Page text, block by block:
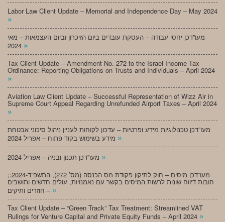
Labor Law Client Update – Memorial and Independence Day – May 2024
»
מעו”דכן יחסי עבודה – העסקת עובדים ביום הזיכרון וביום העצמאות – מאי
»
Tax Client Update – Amendment No. 272 to the Israel Income Tax
Ordinance: Reporting Obligations on Trusts and Individuals – April 2024
»
Aviation Law Client Update – Successful Representation of Wizz Air in
Supreme Court Appeal Regarding Unrefunded Airport Taxes – April 2024
»
מעו”דכן טכנולוגיות מידע ופרטיות – עדכון לקוחות לעניין ניהול סיכוני אבטחת
»
»
;מעו”דכן מיסים – חוק לתיקון פקודת מס הכנסה (מס’ 272), התשפ”ד-2024:
חובות דיווח שונות לרשות המיסים בקשר עם נאמנויות, עולים חדשים ותושבים
חוזרים ותיקים – »
Tax Client Update – “Green Track” Tax Treatment: Streamlined VAT
Rulings for Venture Capital and Private Equity Funds – April 2024 »